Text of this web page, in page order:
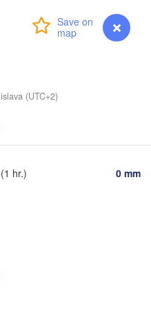
myVentusky Forecast
(UTC+2)
hr.) 0 mm